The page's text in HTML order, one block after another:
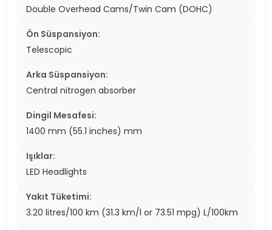
Double Overhead Cams/Twin Cam (DOHC)
Ön Süspansiyon:
Telescopic
Arka Süspansiyon:
Central nitrogen absorber
Dingil Mesafesi:
1400 mm (55.1 inches) mm
Işıklar:
LED Headlights
Yakıt Tüketimi:
3.20 litres/100 km (31.3 km/l or 73.51 mpg) L/100km